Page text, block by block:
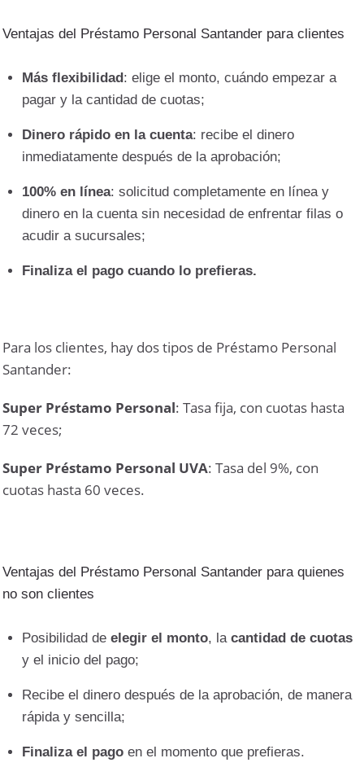
Ventajas del Préstamo Personal Santander para clientes
Más flexibilidad: elige el monto, cuándo empezar a
pagar y la cantidad de cuotas;
Dinero rápido en la cuenta: recibe el dinero
inmediatamente después de la aprobación;
100% en línea: solicitud completamente en línea y
dinero en la cuenta sin necesidad de enfrentar filas o
acudir a sucursales;
Finaliza el pago cuando lo prefieras.
Para los clientes, hay dos tipos de Préstamo Personal
Santander:
Super Préstamo Personal: Tasa fija, con cuotas hasta
72 veces;
Super Préstamo Personal UVA: Tasa del 9%, con
cuotas hasta 60 veces.
Ventajas del Préstamo Personal Santander para quienes
no son clientes
Posibilidad deelegir el monto, lacantidad de cuotas
y el inicio del pago;
Recibe el dinero después de la aprobación, de manera
rápida y sencilla;
Finaliza el pago en el momento que prefieras.